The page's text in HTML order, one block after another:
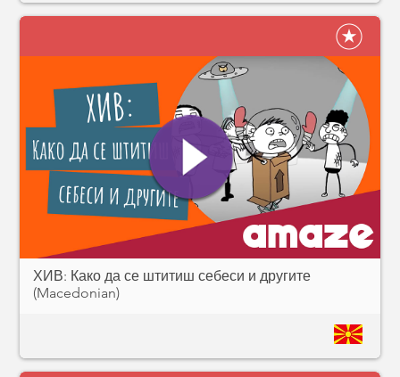
ХИВ: Како да се штитиш себеси и другите
(Macedonian)